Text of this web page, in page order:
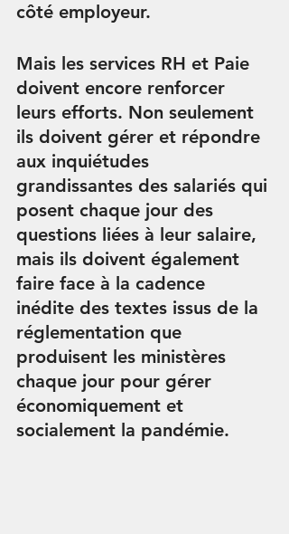
côté employeur.
Mais les services RH et Paie
doivent encore renforcer
leurs efforts. Non seulement
ils doivent gérer et répondre
aux inquiétudes
grandissantes des salariés qui
posent chaque jour des
questions liées à leur salaire,
mais ils doivent également
faire face à la cadence
inédite des textes issus de la
réglementation que
produisent les ministères
chaque jour pour gérer
économiquement et
socialement la pandémie.